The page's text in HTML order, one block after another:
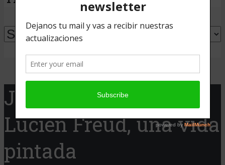
Jaque Cine presenta:
Lucien Freud, una vida
pintada